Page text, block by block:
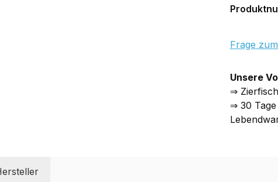
Frage
Unsere
⇒
⇒ 30